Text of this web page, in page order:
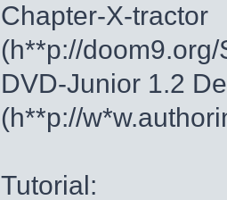
Chapter-X-tractor
(h**p://
DVD-Junior 1.2
(h**p://
Tutorial: